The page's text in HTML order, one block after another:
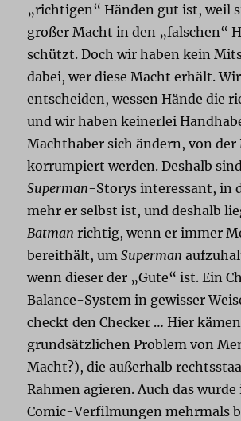
„richtigen“ Händen gut ist, weil
großer Macht in den „falschen“
schützt. Doch wir haben kein
dabei, wer diese Macht erhält.
entscheiden, wessen Hände die
und wir haben keinerlei
Machthaber sich ändern, von der
korrumpiert werden. Deshalb
Superman-Storys interessant, in
mehr er selbst ist, und deshalb
Batman richtig, wenn er immer
bereithält, umSuperman
wenn dieser der „Gute“ ist. Ein
Balance-System in gewisser
checkt den Checker … Hier
grundsätzlichen Problem von
Macht?), die außerhalb
Rahmen agieren. Auch das wurde
Comic-Verfilmungen mehrmals